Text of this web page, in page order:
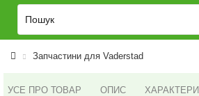
Запчастини для Vaderstad
УСЕ ПРО ТОВАР ОПИС